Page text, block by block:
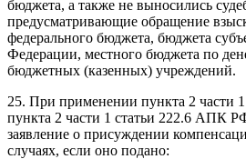
бюджета, а также не выносились
предусматривающие обращение
федерального бюджета, бюджета
Федерации, местного бюджета по
бюджетных (казенных) учреждений.
25. При применении пункта 2 части
пункта 2 части 1 статьи 222.6 АПК
заявление о присуждении
случаях, если оно подано: